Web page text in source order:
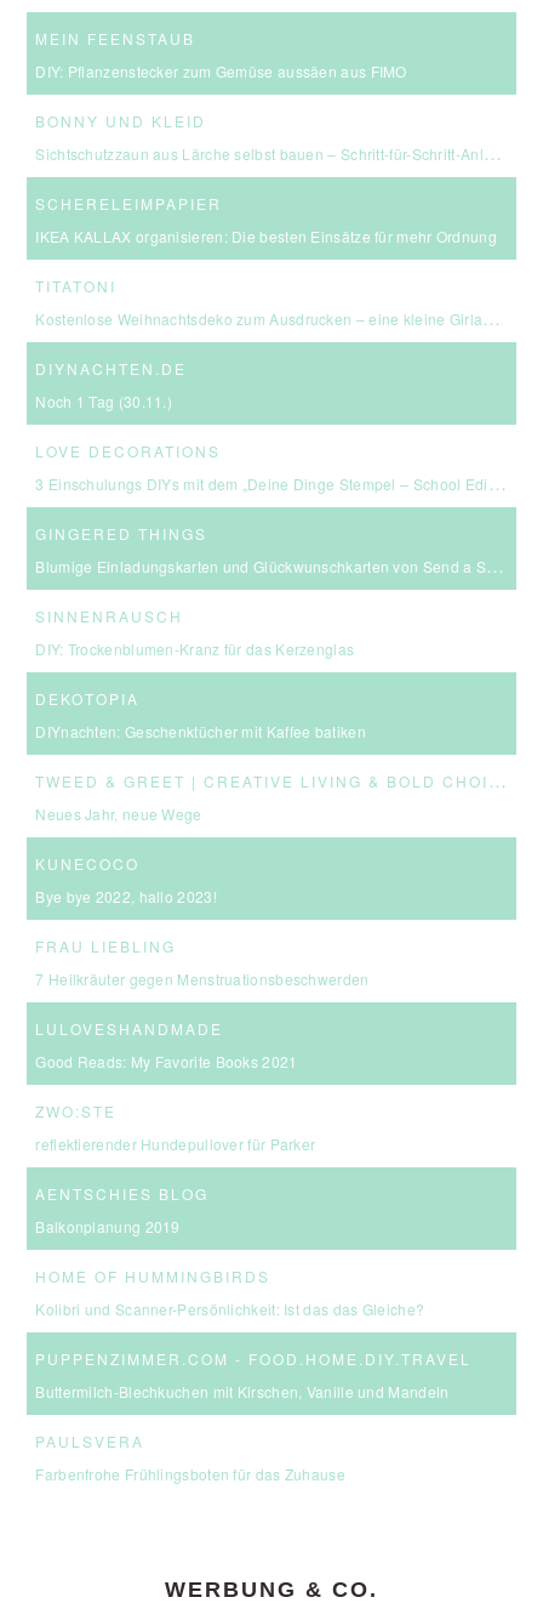
MEIN FEENSTAUB
DIY: Pflanzenstecker zum Gemüse aussäen aus FIMO
BONNY UND KLEID
Sichtschutzzaun aus Lärche selbst bauen – Schritt-für-Schritt-Anleitung & Kosten
SCHERELEIMPAPIER
IKEA KALLAX organisieren: Die besten Einsätze für mehr Ordnung
TITATONI
Kostenlose Weihnachtsdeko zum Ausdrucken – eine kleine Girlande für euer Zuhause ☆
DIYNACHTEN.DE
Noch 1 Tag (30.11.)
LOVE DECORATIONS
3 Einschulungs DIYs mit dem „Deine Dinge Stempel – School Edition“ #BackToSchool + Gewinnspiel
GINGERED THINGS
Blumige Einladungskarten und Glückwunschkarten von Send a Smile
SINNENRAUSCH
DIY: Trockenblumen-Kranz für das Kerzenglas
DEKOTOPIA
DIYnachten: Geschenktücher mit Kaffee batiken
T
WEED & GREET | CREATIVE LIVING & BOLD CHOICES
Neues Jahr, neue Wege
KUNECOCO
Bye bye 2022, hallo 2023!
FRAU LIEBLING
7 Heilkräuter gegen Menstruationsbeschwerden
LULOVESHANDMADE
Good Reads: My Favorite Books 2021
ZWO:STE
reflektierender Hundepullover für Parker
AENTSCHIES BLOG
Balkonplanung 2019
HOME OF HUMMINGBIRDS
Kolibri und Scanner-Persönlichkeit: Ist das das Gleiche?
PUPPENZIMMER.COM - FOOD.HOME.DIY.TRAVEL
Buttermilch-Blechkuchen mit Kirschen, Vanille und Mandeln
PAULSVERA
Farbenfrohe Frühlingsboten für das Zuhause
WERBUNG & CO.